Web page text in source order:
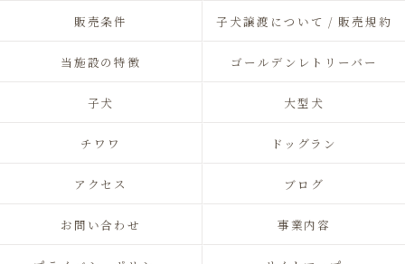
販売条件 子犬譲渡について / 販売規約
当施設の特徴 ゴールデンレトリーバー
子犬 大型犬
チワワ ドッグラン
アクセス ブログ
お問い合わせ 事業内容